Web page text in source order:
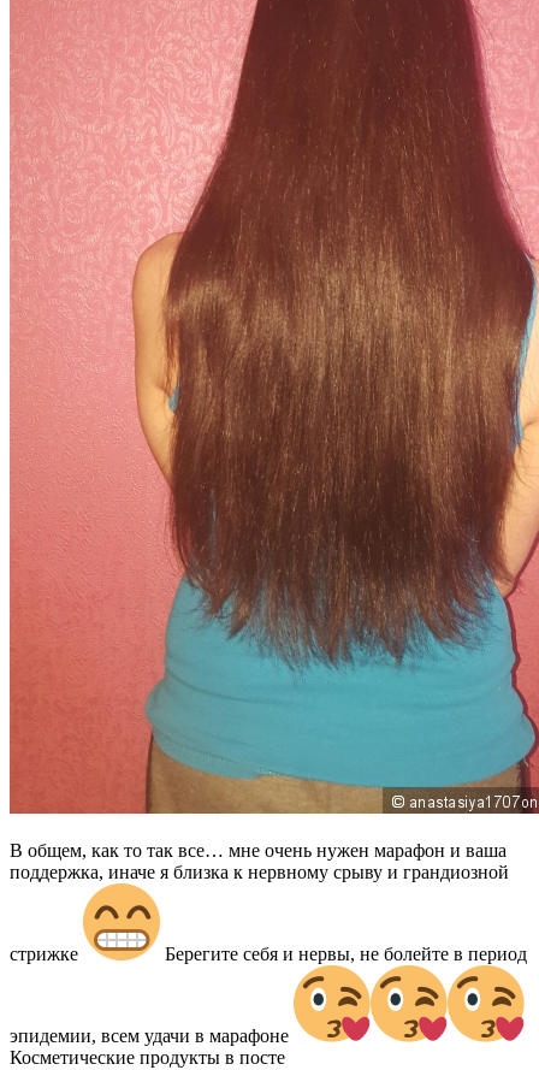
В общем, как то так все… мне очень нужен марафон и ваша
поддержка, иначе я близка к нервному срыву и грандиозной
стрижке Берегите себя и нервы, не болейте в период
эпидемии, всем удачи в марафоне
Косметические продукты в посте